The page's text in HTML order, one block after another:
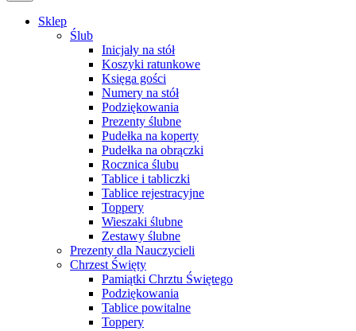
Sklep
Ślub
Inicjały na stół
Koszyki ratunkowe
Księga gości
Numery na stół
Podziękowania
Prezenty ślubne
Pudełka na koperty
Pudełka na obrączki
Rocznica ślubu
Tablice i tabliczki
Tablice rejestracyjne
Toppery
Wieszaki ślubne
Zestawy ślubne
Prezenty dla Nauczycieli
Chrzest Święty
Pamiątki Chrztu Świętego
Podziękowania
Tablice powitalne
Toppery